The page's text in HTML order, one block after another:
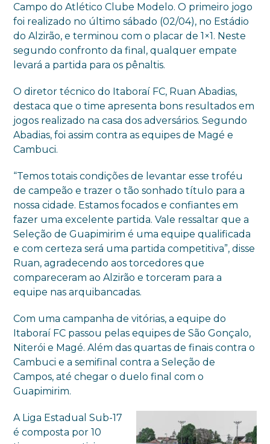
Campo do Atlético Clube Modelo. O primeiro jogo
foi realizado no último sábado (02/04), no Estádio
do Alzirão, e terminou com o placar de 1×1. Neste
segundo confronto da final, qualquer empate
levará a partida para os pênaltis.
O diretor técnico do Itaboraí FC, Ruan Abadias,
destaca que o time apresenta bons resultados em
jogos realizado na casa dos adversários. Segundo
Abadias, foi assim contra as equipes de Magé e
Cambuci.
“Temos totais condições de levantar esse troféu
de campeão e trazer o tão sonhado título para a
nossa cidade. Estamos focados e confiantes em
fazer uma excelente partida. Vale ressaltar que a
Seleção de Guapimirim é uma equipe qualificada
e com certeza será uma partida competitiva”, disse
Ruan, agradecendo aos torcedores que
compareceram ao Alzirão e torceram para a
equipe nas arquibancadas.
Com uma campanha de vitórias, a equipe do
Itaboraí FC passou pelas equipes de São Gonçalo,
Niterói e Magé. Além das quartas de finais contra o
Cambuci e a semifinal contra a Seleção de
Campos, até chegar o duelo final com o
Guapimirim.
A Liga Estadual Sub-17
é composta por 10